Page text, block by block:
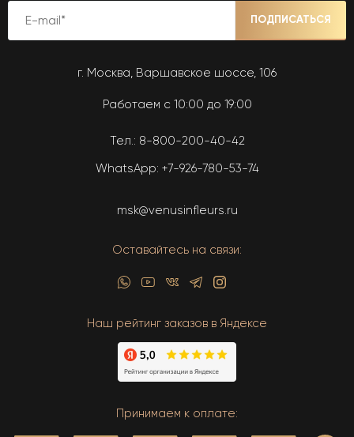
ПОДПИСАТЬСЯ
г. Москва, Варшавское шоссе, 106
Работаем с 10:00 до 19:00
Тел.: 8-800-200-40-42
WhatsApp: +7-926-780-53-74
msk@venusinfleurs.ru
Оставайтесь на связи:
Наш рейтинг заказов в Яндексе
Принимаем к оплате: